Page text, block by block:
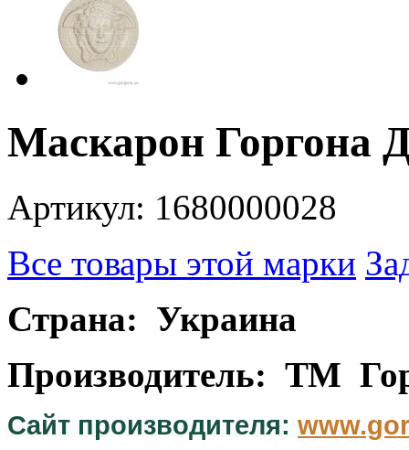
Маскарон Горгона
Артикул: 1680000028
Все товары этой марки
Страна: Украина
Производитель: ТМ
Сайт производителя: